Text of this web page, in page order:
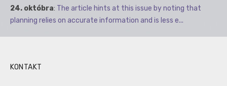
24. októbra: The article hints at this issue by noting that
planning relies on accurate information and is less e...
KONTAKT